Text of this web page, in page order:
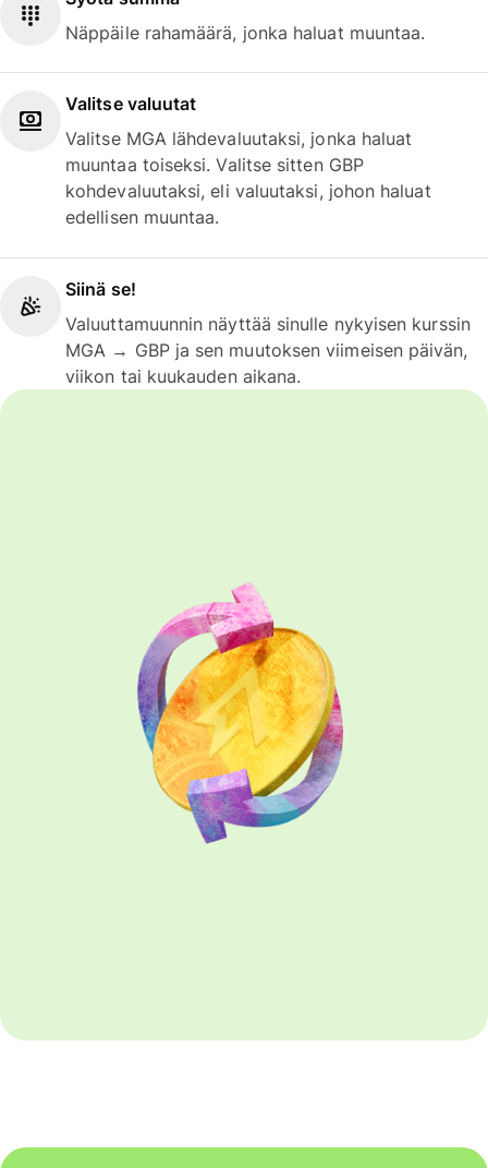
Näppäile rahamäärä, jonka haluat muuntaa.
Valitse valuutat
Valitse MGA lähdevaluutaksi, jonka haluat
muuntaa toiseksi. Valitse sitten GBP
kohdevaluutaksi, eli valuutaksi, johon haluat
edellisen muuntaa.
Siinä se!
Valuuttamuunnin näyttää sinulle nykyisen kurssin
MGA → GBP ja sen muutoksen viimeisen päivän,
viikon tai kuukauden aikana.